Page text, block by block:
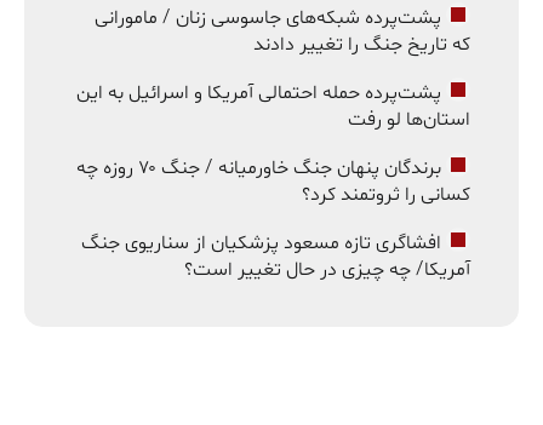
پشت‌پرده شبکه‌های جاسوسی زنان / مامورانی
که تاریخ جنگ را تغییر دادند
پشت‌پرده حمله احتمالی آمریکا و اسرائیل به این
استان‌ها لو رفت
برندگان پنهان جنگ خاورمیانه / جنگ ۷۰ روزه چه
کسانی را ثروتمند کرد؟
افشاگری تازه مسعود پزشکیان از سناریوی جنگ
آمریکا/ چه چیزی در حال تغییر است؟